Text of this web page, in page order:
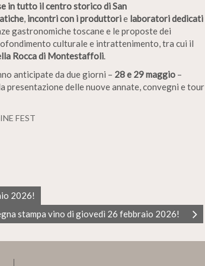
in tutto il centro storico di San
, incontri con i produttorie laboratori dedicati
gastronomiche toscane e le proposte dei
culturale e intrattenimento, tra cui il
Rocca di Montestaffoli.
anticipate da due giorni – 28 e 29 maggio –
presentazione delle nuove annate, convegni e tour
FEST
2026!
stampa vino di giovedì 26 febbraio 2026!